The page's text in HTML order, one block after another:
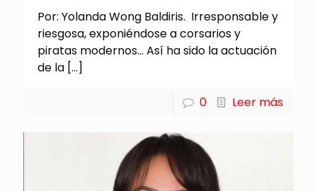
Por: Yolanda Wong Baldiris. Irresponsable y
riesgosa, exponiéndose a corsarios y
piratas modernos… Así ha sido la actuación
de la […]
0 Leer más